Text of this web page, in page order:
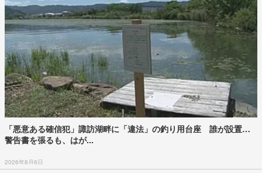
「悪意ある確信犯」諏訪湖畔に「違法」の釣り用台座 誰が設置…
警告書を張るも、はが...
2026年8月6日